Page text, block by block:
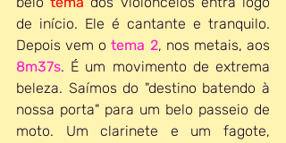
de início. Ele é cantante e tranquilo.
Depois vem o tema 2
8m37s. É um movimento de extrema
beleza. Saímos do "destino batendo à
nossa porta" para um belo passeio de
moto. Um clarinete e um fagote,